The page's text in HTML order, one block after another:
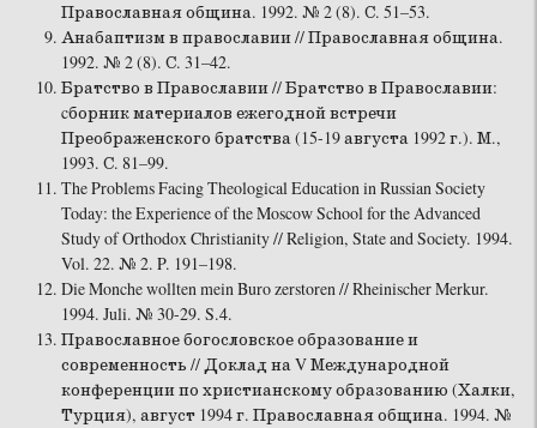
Православная община. 1992. № 2 (8). С. 51–53.
Анабаптизм в православии // Православная община.
1992. № 2 (8). С. 31–42.
Братство в Православии // Братство в Православии:
cборник материалов ежегодной встречи
Преображенского братства (15-19 августа 1992 г.). М.,
1993. С. 81–99.
The Problems Facing Theological Education in Russian Society
Today: the Experience of the Moscow School for the Advanced
Study of Orthodox Christianity // Religion, State and Society. 1994.
Vol. 22. № 2. P. 191–198.
Die Monche wollten mein Buro zerstoren // Rheinischer Merkur.
1994. Juli. № 30-29. S.4.
Православное богословское образование и
современность // Доклад на V Международной
конференции по христианскому образованию (Халки,
Турция), август 1994 г. Православная община. 1994. №